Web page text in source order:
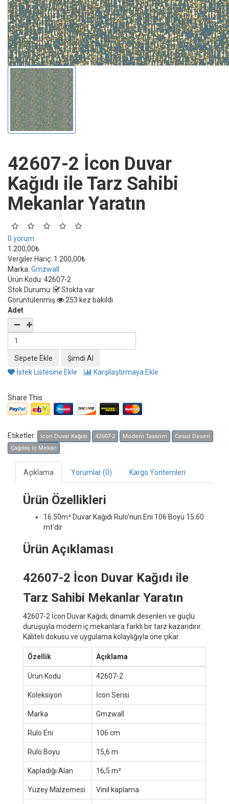
42607-2 İcon Duvar
Kağıdı ile Tarz Sahibi
Mekanlar Yaratın
0 yorum
1.200,00₺
Vergiler Hariç: 1.200,00₺
Marka: Gmzwall
Ürün Kodu: 42607-2
Stok Durumu:
Stokta var
Görüntülenmiş
253 kez bakıldı
Adet
İstek Listesine Ekle Karşılaştırmaya Ekle
Share This
Etiketler: Icon Duvar Kağıdı 42607-2 Modern Tasarım
Cesur Desen
Çağdaş Iç Mekan
Açıklama Yorumlar (0) Kargo Yöntemleri
Ürün Özellikleri
16.50m² Duvar Kağıdı Rulo'nun Eni 106 Boyu 15.60
mt'dir
Ürün Açıklaması
42607-2 İcon Duvar Kağıdı ile
Tarz Sahibi Mekanlar Yaratın
42607-2 İcon Duvar Kağıdı, dinamik desenleri ve güçlü
duruşuyla modern iç mekanlara farklı bir tarz kazandırır.
Kaliteli dokusu ve uygulama kolaylığıyla öne çıkar.
Özellik Açıklama
Ürün Kodu 42607-2
Koleksiyon İcon Serisi
Marka Gmzwall
Rulo Eni 106 cm
Rulo Boyu 15,6 m
Kapladığı Alan 16,5 m²
Yüzey Malzemesi Vinil kaplama